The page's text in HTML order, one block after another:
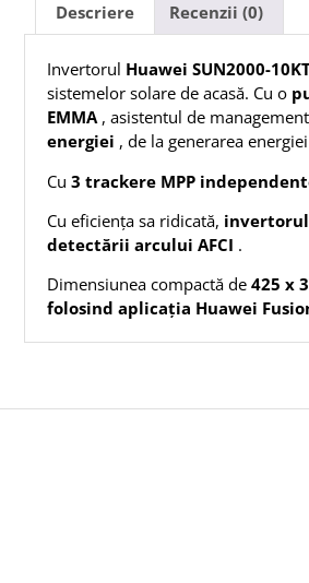
Descriere Recenzii (0)
Invertorul Huawei SUN2000-
sistemelor solare de acasă. Cu o
EMMA, asistentul de
energiei , de la generarea
Cu 3 trackere MPP
Cu eficiența sa ridicată, invertorul
detectării arcului AFCI .
Dimensiunea compactă de 425 x
folosind aplicația Huawei